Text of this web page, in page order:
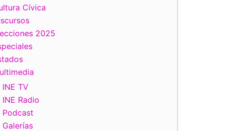
Cívica
2025
INE TV
INE Radio
Podcast
Galerías